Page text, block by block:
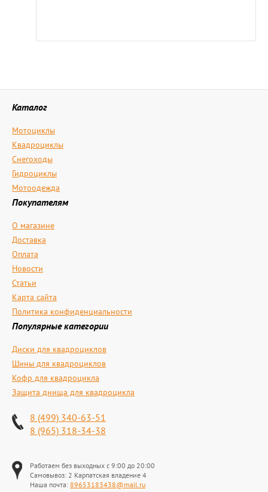
Каталог
Мотоциклы
Квадроциклы
Снегоходы
Гидроциклы
Мотоодежда
Покупателям
О магазине
Доставка
Оплата
Новости
Статьи
Карта сайта
Политика конфиденциальности
Популярные категории
Диски для квадроциклов
Шины для квадроциклов
Кофр для квадроцикла
Защита днища для квадроцикла
8 (499) 340-63-51
8 (965) 318-34-38
Работаем без выходных с 9:00 до 20:00
Самовывоз: 2 Карпатская владение 4
Наша почта: 89653183438@mail.ru